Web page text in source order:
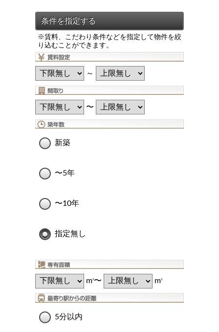
※賃料、こだわり条件などを指定して物件を絞
り込むことができます。
～
〜
新築
〜5年
〜10年
指定無し
m2〜 m2
5分以内